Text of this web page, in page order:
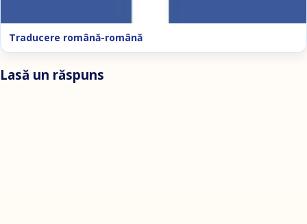
Traducere română-română
Lasă un răspuns